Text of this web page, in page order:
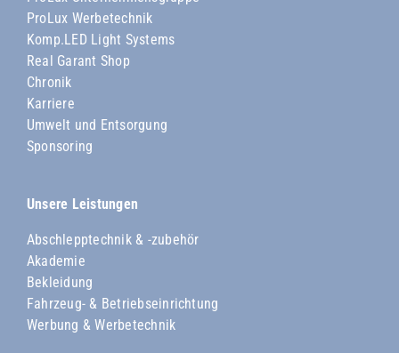
ProLux Werbetechnik
Komp.LED Light Systems
Real Garant Shop
Chronik
Karriere
Umwelt und Entsorgung
Sponsoring
Unsere Leistungen
Abschlepptechnik & -zubehör
Akademie
Bekleidung
Fahrzeug- & Betriebseinrichtung
Werbung & Werbetechnik